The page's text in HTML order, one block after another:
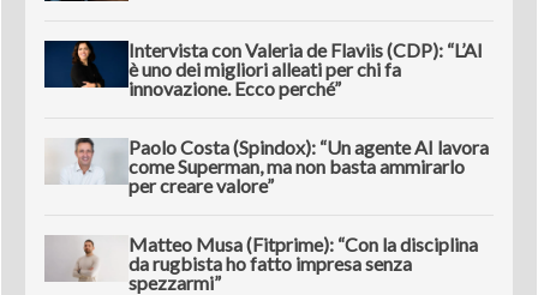
Intervista con Valeria de Flaviis (CDP): “L’AI
è uno dei migliori alleati per chi fa
innovazione. Ecco perché”
Paolo Costa (Spindox): “Un agente AI lavora
come Superman, ma non basta ammirarlo
per creare valore”
Matteo Musa (Fitprime): “Con la disciplina
da rugbista ho fatto impresa senza
spezzarmi”